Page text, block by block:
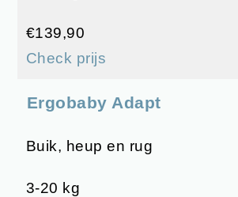
€139,90
Check prijs
Ergobaby Adapt
Buik, heup en rug
3-20 kg